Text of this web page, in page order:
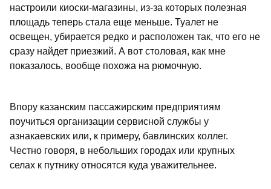
настроили киоски-магазины, из-за которых полезная
площадь теперь стала еще меньше. Туалет не
освещен, убирается редко и расположен так, что его не
сразу найдет приезжий. А вот столовая, как мне
показалось, вообще похожа на рюмочную.
Впору казанским пассажирским предприятиям
поучиться организации сервисной службы у
азнакаевских или, к примеру, бавлинских коллег.
Честно говоря, в небольших городах или крупных
селах к путнику относятся куда уважительнее.